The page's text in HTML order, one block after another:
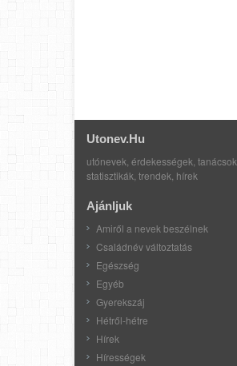
Utonev.hu
utónevek, érdekességek, tanácsok,
statisztikák, trendek, hírek
Ajánljuk
Amiről a nevek beszélnek
Családnév változtatás
Egészség
Egyéb
Gyerekszáj
Hétről-hétre
Hírek
Hírességek